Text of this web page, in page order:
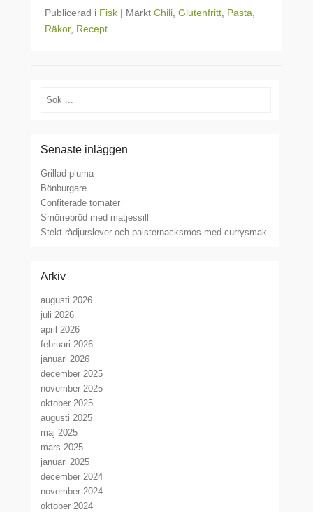
Publicerad i Fisk | Märkt Chili Glutenfritt Pasta
Räkor, Recept
Sök
Senaste inläggen
Grillad pluma
Bönburgare
Confiterade tomater
Smörrebröd med matjessill
Stekt rådjurslever och palsternacksmos med currysmak
Arkiv
augusti 2026
juli 2026
april 2026
februari 2026
januari 2026
december 2025
november 2025
oktober 2025
augusti 2025
maj 2025
mars 2025
januari 2025
december 2024
november 2024
oktober 2024